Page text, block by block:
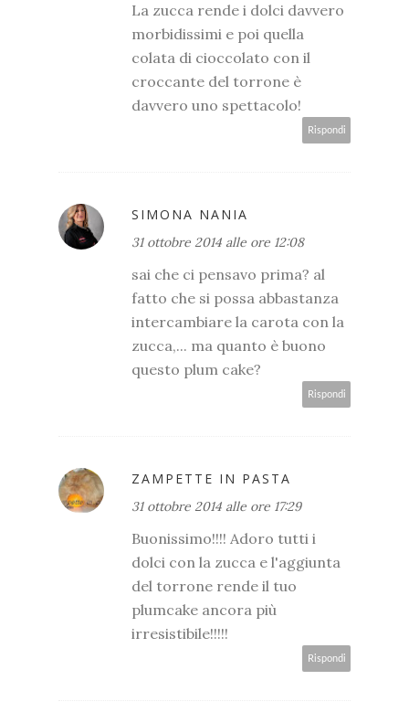
La zucca rende i dolci davvero
morbidissimi e poi quella
colata di cioccolato con il
croccante del torrone è
davvero uno spettacolo!
Rispondi
SIMONA NANIA
31 ottobre 2014 alle ore 12:08
sai che ci pensavo prima? al
fatto che si possa abbastanza
intercambiare la carota con la
zucca,... ma quanto è buono
questo plum cake?
Rispondi
ZAMPETTE IN PASTA
31 ottobre 2014 alle ore 17:29
Buonissimo!!!! Adoro tutti i
dolci con la zucca e l'aggiunta
del torrone rende il tuo
plumcake ancora più
irresistibile!!!!!
Rispondi